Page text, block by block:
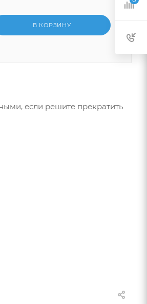
В КОРЗИНУ
если решите прекратить